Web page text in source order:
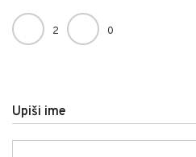
2 0
Upiši ime